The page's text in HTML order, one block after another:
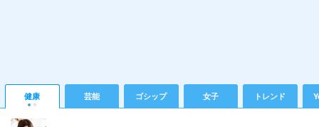
健康 芸能 ゴシップ 女子 トレンド